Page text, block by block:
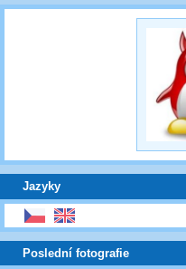
Jazyky
Poslední fotografie